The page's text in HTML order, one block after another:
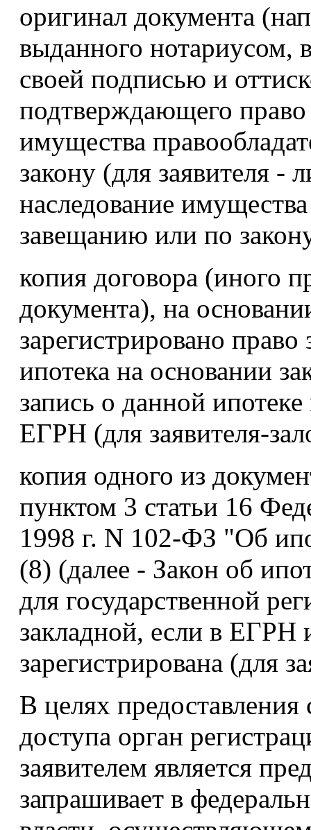
оригинал документа
выданного нотариусом,
своей подписью и
подтверждающего право
имущества
закону (для заявителя -
наследование
завещанию или по
копия договора (иного
документа), на
зарегистрировано право
ипотека на основании
запись о данной ипотеке
ЕГРН (для заявителя-
копия одного из
пунктом 3 статьи 16
1998 г. N 102-ФЗ "Об
(8) (далее - Закон об
для государственной
закладной, если в ЕГРН
зарегистрирована (для
В целях
доступа орган
заявителем является
запрашивает в